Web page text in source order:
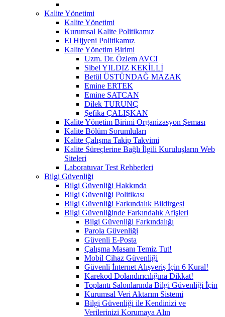
Kalite Yönetimi
Kalite Yönetimi
Kurumsal Kalite Politikamız
El Hijyeni Politikamız
Kalite Yönetim Birimi
Uzm. Dr. Özlem AVCI
Sibel YILDIZ KEKİLLİ
Betül ÜSTÜNDAĞ MAZAK
Emine ERTEK
Emine SATCAN
Dilek TURUNÇ
Şefika ÇALIŞKAN
Kalite Yönetim Birimi Organizasyon Şeması
Kalite Bölüm Sorumluları
Kalite Çalışma Takip Takvimi
Kalite Süreçlerine Bağlı İlgili Kuruluşların Web
Siteleri
Laboratuvar Test Rehberleri
Bilgi Güvenliği
Bilgi Güvenliği Hakkında
Bilgi Güvenliği Politikası
Bilgi Güvenliği Farkındalık Bildirgesi
Bilgi Güvenliğinde Farkındalık Afişleri
Bilgi Güvenliği Farkındalığı
Parola Güvenliği
Güvenli E-Posta
Çalışma Masanı Temiz Tut!
Mobil Cihaz Güvenliği
Güvenli İnternet Alışveriş İçin 6 Kural!
Karekod Dolandırıcılığına Dikkat!
Toplantı Salonlarında Bilgi Güvenliği İçin
Kurumsal Veri Aktarım Sistemi
Bilgi Güvenliği ile Kendinizi ve
Verilerinizi Korumaya Alın